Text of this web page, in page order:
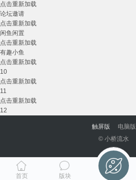
首页 版块
点击重新加载
论坛邀请
点击重新加载
闲鱼闲置
点击重新加载
有趣小鱼
点击重新加载
10
点击重新加载
11
点击重新加载
12
触屏版
电脑版
© 小桥流水